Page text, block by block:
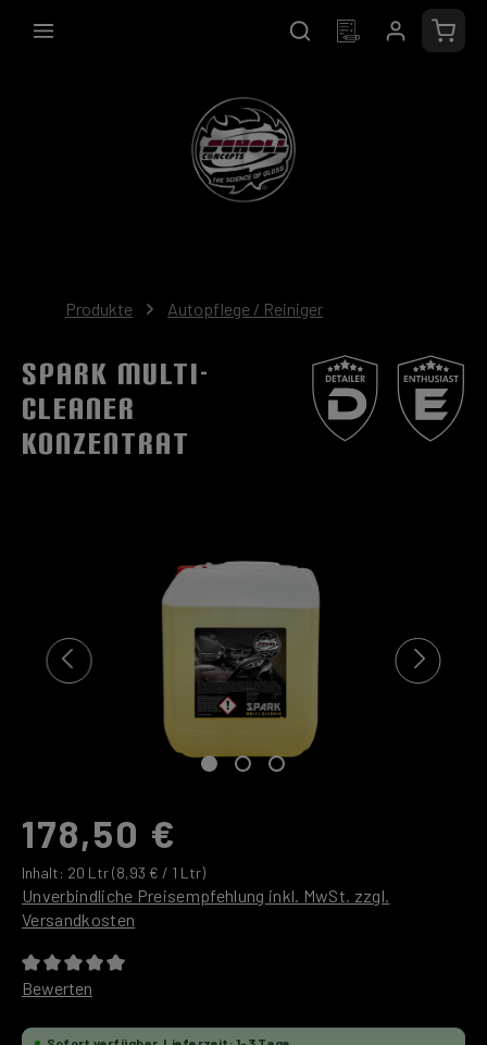
springen
Produkte Autopflege / Reiniger
SPARK Multi-
Cleaner
Konzentrat
178,50 €
Inhalt: 20 Ltr(8,93 € / 1 Ltr)
Unverbindliche Preisempfehlung inkl. MwSt. zzgl.
Versandkosten
Durchschnittliche Bewertung von 0 von 5 Sternen
Bewerten